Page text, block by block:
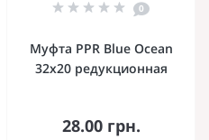
0
Муфта PPR Blue Ocean
32х20 редукционная
28.00 грн.